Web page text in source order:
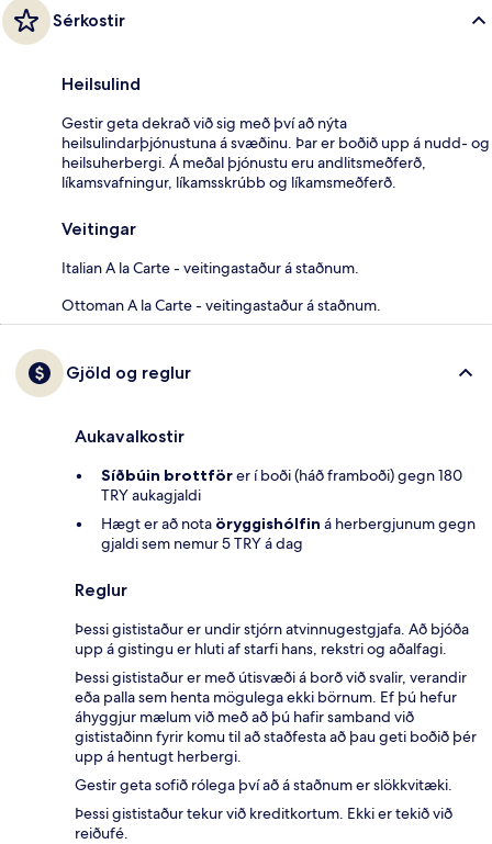
Sérkostir
Heilsulind
Gestir geta dekrað við sig með því að nýta
heilsulindarþjónustuna á svæðinu. Þar er boðið upp á nudd- og
heilsuherbergi. Á meðal þjónustu eru andlitsmeðferð,
líkamsvafningur, líkamsskrúbb og líkamsmeðferð.
Veitingar
Italian A la Carte - veitingastaður á staðnum.
Ottoman A la Carte - veitingastaður á staðnum.
Gjöld og reglur
Aukavalkostir
Síðbúin brottförer í boði (háð framboði) gegn 180
TRY aukagjaldi
Hægt er að nota öryggishólfin á herbergjunum gegn
gjaldi sem nemur 5 TRY á dag
Reglur
Þessi gististaður er undir stjórn atvinnugestgjafa. Að bjóða
upp á gistingu er hluti af starfi hans, rekstri og aðalfagi.
Þessi gististaður er með útisvæði á borð við svalir, verandir
eða palla sem henta mögulega ekki börnum. Ef þú hefur
áhyggjur mælum við með að þú hafir samband við
gististaðinn fyrir komu til að staðfesta að þau geti boðið þér
upp á hentugt herbergi.
Gestir geta sofið rólega því að á staðnum er slökkvitæki.
Þessi gististaður tekur við kreditkortum. Ekki er tekið við
reiðufé.